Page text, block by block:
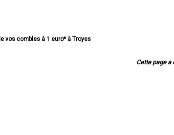
vos combles à 1 euro* à Troyes
à 1 euro* à Saint-André-les-Vergers
Cette page a